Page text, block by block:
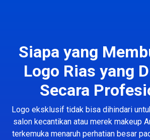
Siapa yang
Logo Rias yang
Secara
Logo eksklusif tidak bisa dihindari
salon kecantikan atau merek makeup
terkemuka menaruh perhatian besar